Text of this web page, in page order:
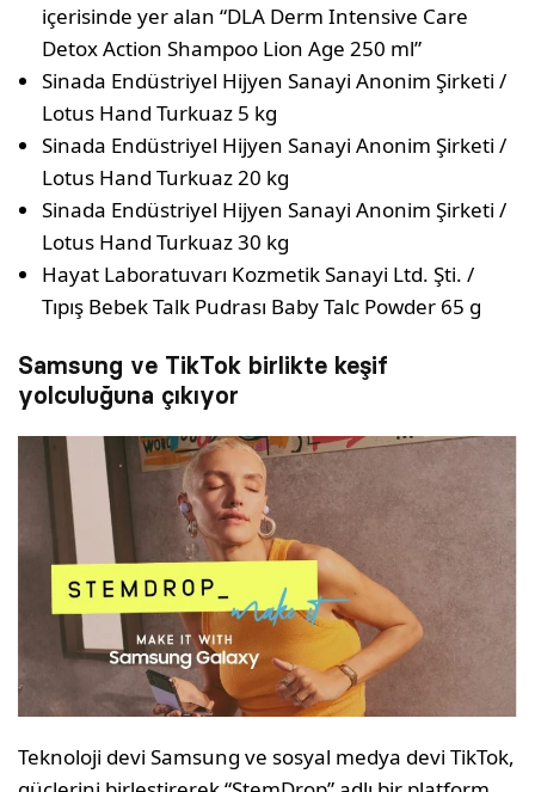
içerisinde yer alan “DLA Derm Intensive Care
Detox Action Shampoo Lion Age 250 ml”
Sinada Endüstriyel Hijyen Sanayi Anonim Şirketi /
Lotus Hand Turkuaz 5 kg
Sinada Endüstriyel Hijyen Sanayi Anonim Şirketi /
Lotus Hand Turkuaz 20 kg
Sinada Endüstriyel Hijyen Sanayi Anonim Şirketi /
Lotus Hand Turkuaz 30 kg
Hayat Laboratuvarı Kozmetik Sanayi Ltd. Şti. /
Tıpış Bebek Talk Pudrası Baby Talc Powder 65 g
Samsung ve TikTok birlikte keşif
yolculuğuna çıkıyor
Teknoloji devi Samsung ve sosyal medya devi TikTok,